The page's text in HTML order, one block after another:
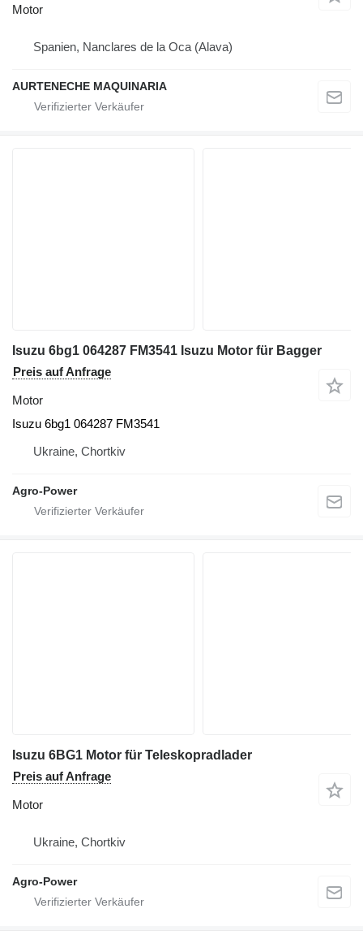
Motor
Spanien, Nanclares de la Oca (Alava)
AURTENECHE MAQUINARIA
Isuzu 6bg1 064287 FM3541 Isuzu Motor für Bagger
Preis auf Anfrage
Motor
Isuzu 6bg1 064287 FM3541
Ukraine, Chortkiv
Agro-Power
Isuzu 6BG1 Motor für Teleskopradlader
Preis auf Anfrage
Motor
Ukraine, Chortkiv
Agro-Power